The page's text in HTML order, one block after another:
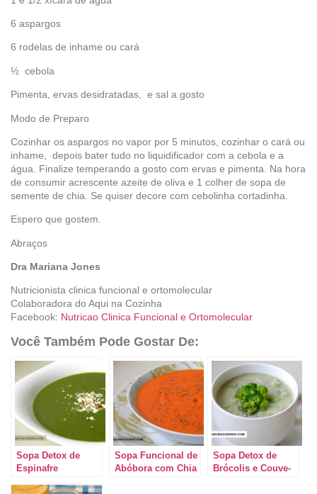
6 aspargos
6 rodelas de inhame ou cará
½ cebola
Pimenta, ervas desidratadas, e sal a gosto
Modo de Preparo
Cozinhar os aspargos no vapor por 5 minutos, cozinhar o cará ou
inhame, depois bater tudo no liquidificador com a cebola e a
água. Finalize temperando a gosto com ervas e pimenta. Na hora
de consumir acrescente azeite de oliva e 1 colher de sopa de
semente de chia. Se quiser decore com cebolinha cortadinha.
Espero que gostem.
Abraços
Dra Mariana Jones
Nutricionista clinica funcional e ortomolecular
Colaboradora do Aqui na Cozinha
Facebook: Nutricao Clinica Funcional e Ortomolecular
Você Também Pode Gostar De:
Sopa Detox de
Espinafre
Sopa Funcional de
Abóbora com Chia
Sopa Detox de
Brócolis e Couve-